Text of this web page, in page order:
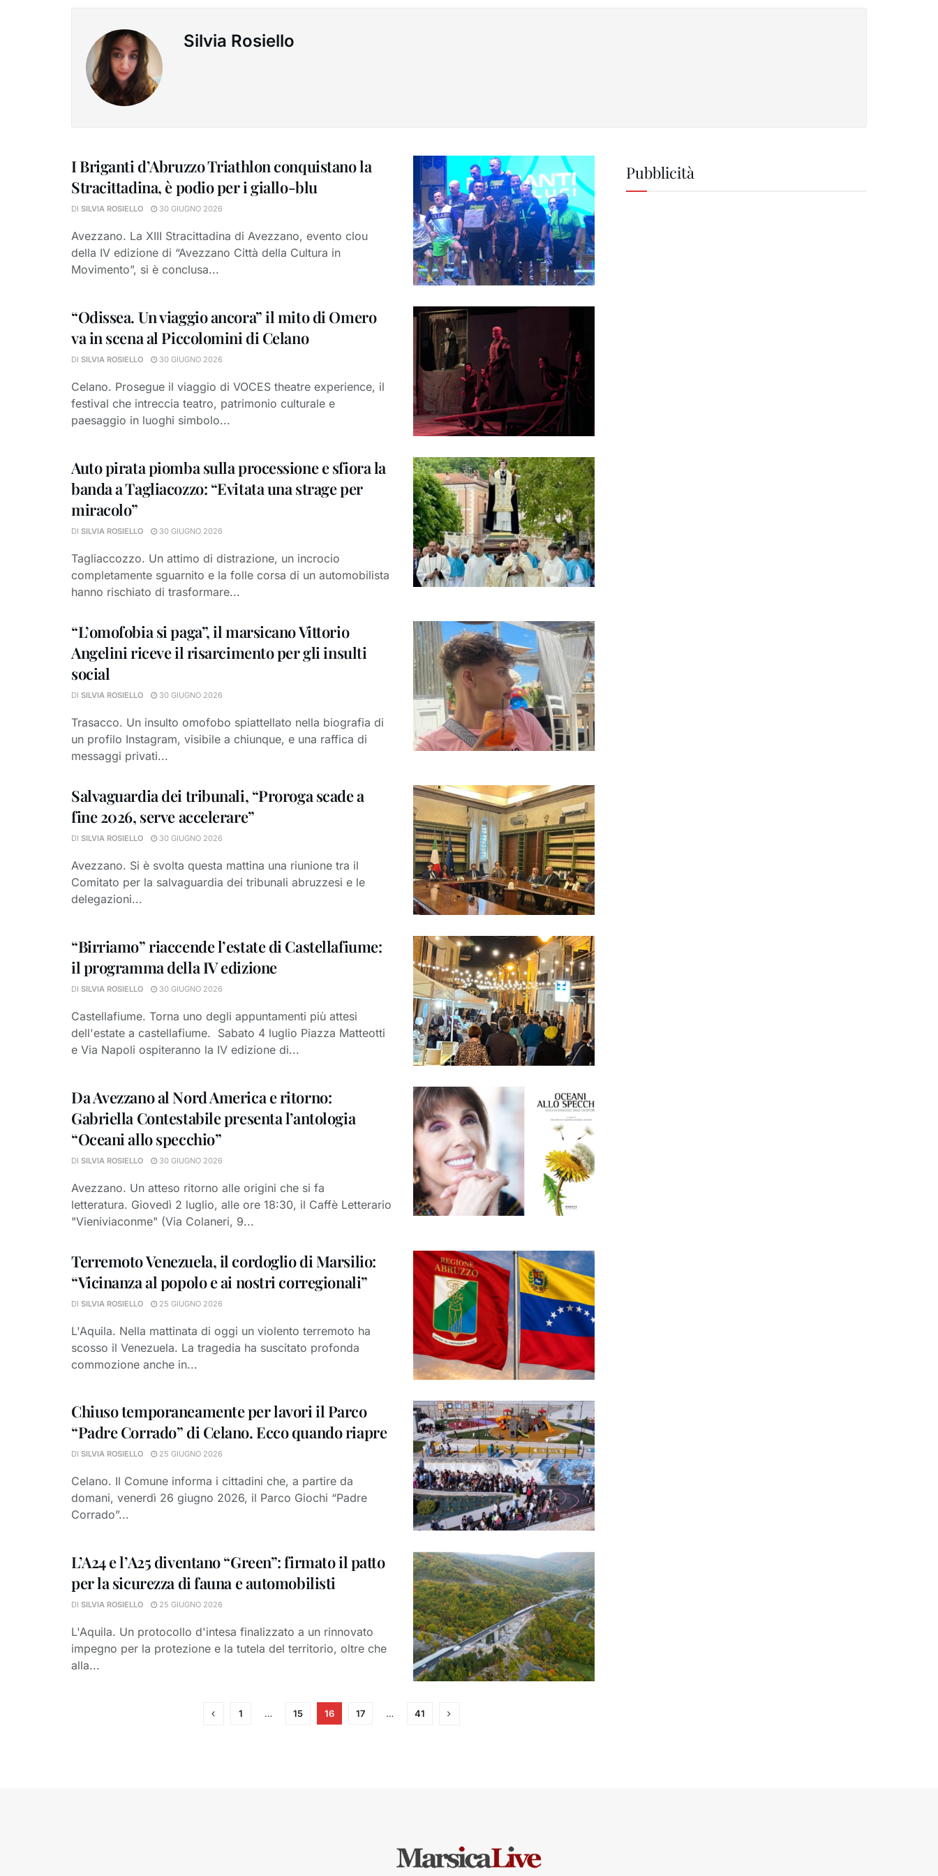
Silvia Rosiello
I Briganti d’Abruzzo Triathlon conquistano la
Stracittadina, è podio per i giallo-blu
DI SILVIA ROSIELLO 30 GIUGNO 2026
Avezzano. La XIII Stracittadina di Avezzano, evento clou
della IV edizione di “Avezzano Città della Cultura in
Movimento”, si è conclusa...
“Odissea. Un viaggio ancora” il mito di Omero
va in scena al Piccolomini di Celano
DI SILVIA ROSIELLO 30 GIUGNO 2026
Celano. Prosegue il viaggio di VOCES theatre experience, il
festival che intreccia teatro, patrimonio culturale e
paesaggio in luoghi simbolo...
Auto pirata piomba sulla processione e sfiora la
banda a Tagliacozzo: “Evitata una strage per
miracolo”
DI SILVIA ROSIELLO 30 GIUGNO 2026
Tagliaccozzo. Un attimo di distrazione, un incrocio
completamente sguarnito e la folle corsa di un automobilista
hanno rischiato di trasformare...
“L’omofobia si paga”, il marsicano Vittorio
Angelini riceve il risarcimento per gli insulti
social
DI SILVIA ROSIELLO 30 GIUGNO 2026
Trasacco. Un insulto omofobo spiattellato nella biografia di
un profilo Instagram, visibile a chiunque, e una raffica di
messaggi privati...
Salvaguardia dei tribunali, “Proroga scade a
fine 2026, serve accelerare”
DI SILVIA ROSIELLO 30 GIUGNO 2026
Avezzano. Si è svolta questa mattina una riunione tra il
Comitato per la salvaguardia dei tribunali abruzzesi e le
delegazioni...
“Birriamo” riaccende l’estate di Castellafiume:
il programma della IV edizione
DI SILVIA ROSIELLO 30 GIUGNO 2026
Castellafiume. Torna uno degli appuntamenti più attesi
dell'estate a castellafiume. Sabato 4 luglio Piazza Matteotti
e Via Napoli ospiteranno la IV edizione di...
Da Avezzano al Nord America e ritorno:
Gabriella Contestabile presenta l’antologia
“Oceani allo specchio”
DI SILVIA ROSIELLO 30 GIUGNO 2026
Avezzano. Un atteso ritorno alle origini che si fa
letteratura. Giovedì 2 luglio, alle ore 18:30, il Caffè Letterario
"Vieniviaconme" (Via Colaneri, 9...
Terremoto Venezuela, il cordoglio di Marsilio:
“Vicinanza al popolo e ai nostri corregionali”
DI SILVIA ROSIELLO 25 GIUGNO 2026
L'Aquila. Nella mattinata di oggi un violento terremoto ha
scosso il Venezuela. La tragedia ha suscitato profonda
commozione anche in...
Chiuso temporaneamente per lavori il Parco
“Padre Corrado” di Celano. Ecco quando riapre
DI SILVIA ROSIELLO 25 GIUGNO 2026
Celano. Il Comune informa i cittadini che, a partire da
domani, venerdì 26 giugno 2026, il Parco Giochi “Padre
Corrado”...
L’A24 e l’A25 diventano “Green”: firmato il patto
per la sicurezza di fauna e automobilisti
DI SILVIA ROSIELLO 25 GIUGNO 2026
L'Aquila. Un protocollo d'intesa finalizzato a un rinnovato
impegno per la protezione e la tutela del territorio, oltre che
alla...
1 … 15 16 17 … 41
Pubblicità